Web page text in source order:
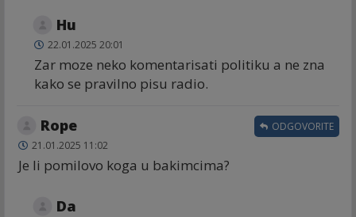
Hu
22.01.2025 20:01
Zar moze neko komentarisati politiku a ne zna
kako se pravilno pisu radio.
Rope
21.01.2025 11:02
Je li pomilovo koga u bakimcima?
ODGOVORITE
Da